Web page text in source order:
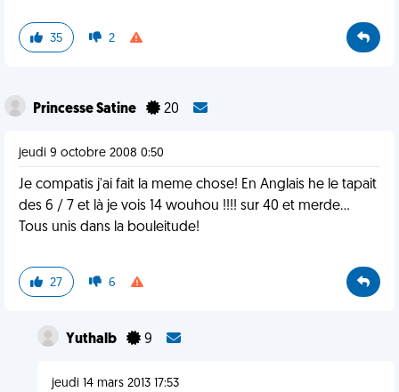
35 2
Princesse Satine 20
jeudi 9 octobre 2008 0:50
Je compatis j'ai fait la meme chose! En Anglais he le tapait
des 6 / 7 et là je vois 14 wouhou !!!! sur 40 et merde...
Tous unis dans la bouleitude!
27 6
Yuthalb 9
jeudi 14 mars 2013 17:53